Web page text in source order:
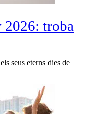
2026: troba
seus eterns dies de